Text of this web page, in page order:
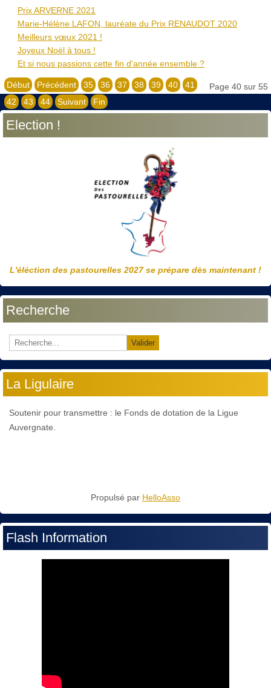
Prix ARVERNE 2021
Marie-Hélène LAFON, lauréate du Prix RENAUDOT 2020
Meilleurs vœux 2021 !
Joyeux Noël à tous !
Et si nous passions cette fin d'année ensemble ?
Page 40 sur 55
Début Précédent 35 36 37 38 39 40
41
42
43 44 Suivant Fin
Election !
L'éléction des pastourelles 2027 se prépare dès maintenant !
Recherche
Valider
La Ligulaire
Soutenir pour transmettre : le Fonds de dotation de la Ligue
Auvergnate.
Propulsé par HelloAsso
Flash Information